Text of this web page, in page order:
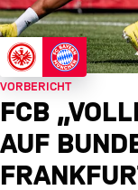
VORBERICHT
FCB
AUF